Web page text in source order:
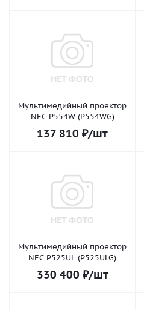
Мультимедийный проектор
NEC P554W (P554WG)
137 810 ₽/шт
Мультимедийный проектор
NEC P525UL (P525ULG)
330 400 ₽/шт